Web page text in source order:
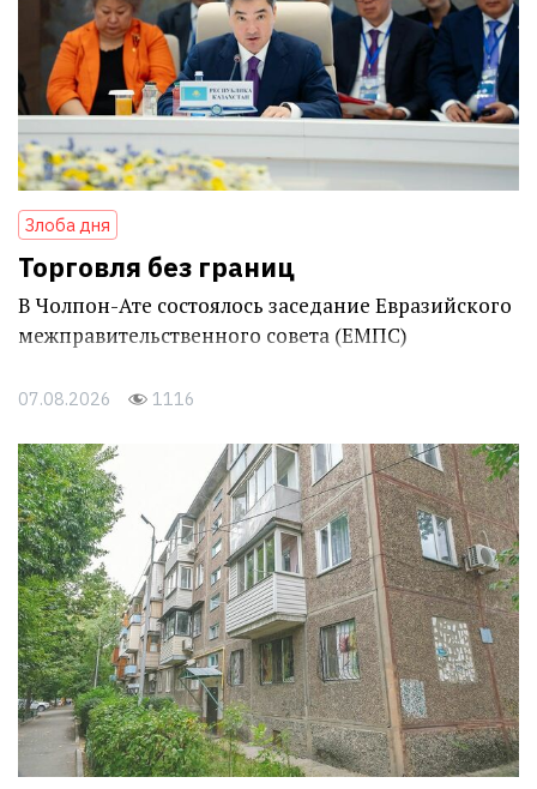
Злоба дня
Торговля без границ
В Чолпон-Ате состоялось заседание Евразийского
межправительственного совета (ЕМПС)
07.08.2026 1116